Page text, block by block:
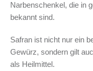
Narbenschenkel, die in
bekannt sind.
Safran ist nicht nur ein
Gewürz, sondern gilt
als Heilmittel.